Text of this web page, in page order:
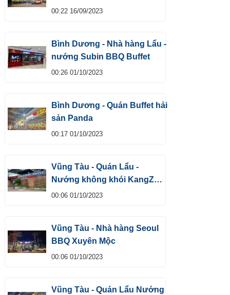
hấp dẫn
00:22 16/09/2023
Bình Dương - Nhà hàng Lẩu -
nướng Subin BBQ Buffet
00:26 01/10/2023
Bình Dương - Quán Buffet hải
sản Panda
00:17 01/10/2023
Vũng Tàu - Quán Lẩu -
Nướng không khói KangZ
Buffet
00:06 01/10/2023
Vũng Tàu - Nhà hàng Seoul
BBQ Xuyên Mộc
00:06 01/10/2023
Vũng Tàu - Quán Lẩu Nướng